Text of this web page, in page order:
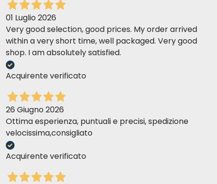
01 Luglio 2026
Very good selection, good prices. My order arrived
within a very short time, well packaged. Very good
shop. I am absolutely satisfied.
Acquirente verificato
26 Giugno 2026
Ottima esperienza, puntuali e precisi, spedizione
velocissima,consigliato
Acquirente verificato